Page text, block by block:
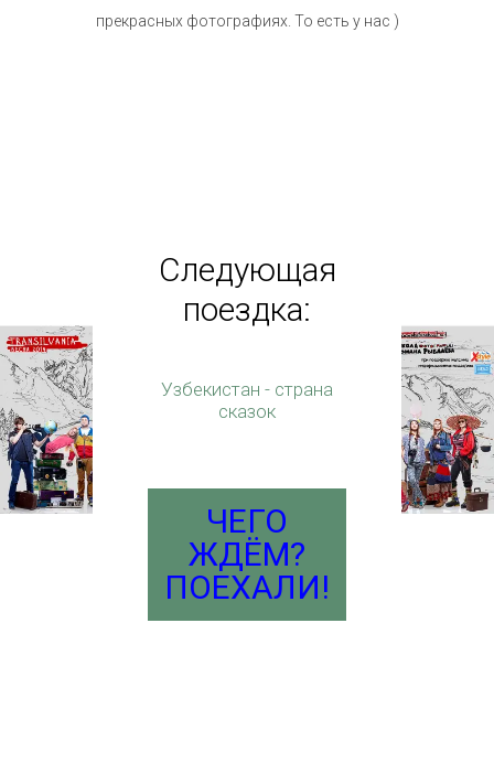
прекрасных фотографиях. То есть у нас )
Следующая
поездка:
Узбекистан - страна
сказок
ЧЕГО
ЖДЁМ?
ПОЕХАЛИ!